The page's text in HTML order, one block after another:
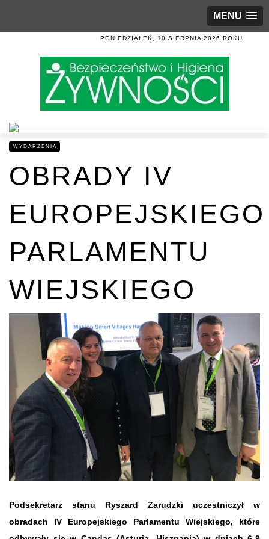
MENU
PONIEDZIAŁEK, 10 SIERPNIA 2026 ROKU.
WYDARZENIA
OBRADY IV
EUROPEJSKIEGO
PARLAMENTU
WIEJSKIEGO
Podsekretarz stanu Ryszard Zarudzki uczestniczył w
obradach IV Europejskiego Parlamentu Wiejskiego, które